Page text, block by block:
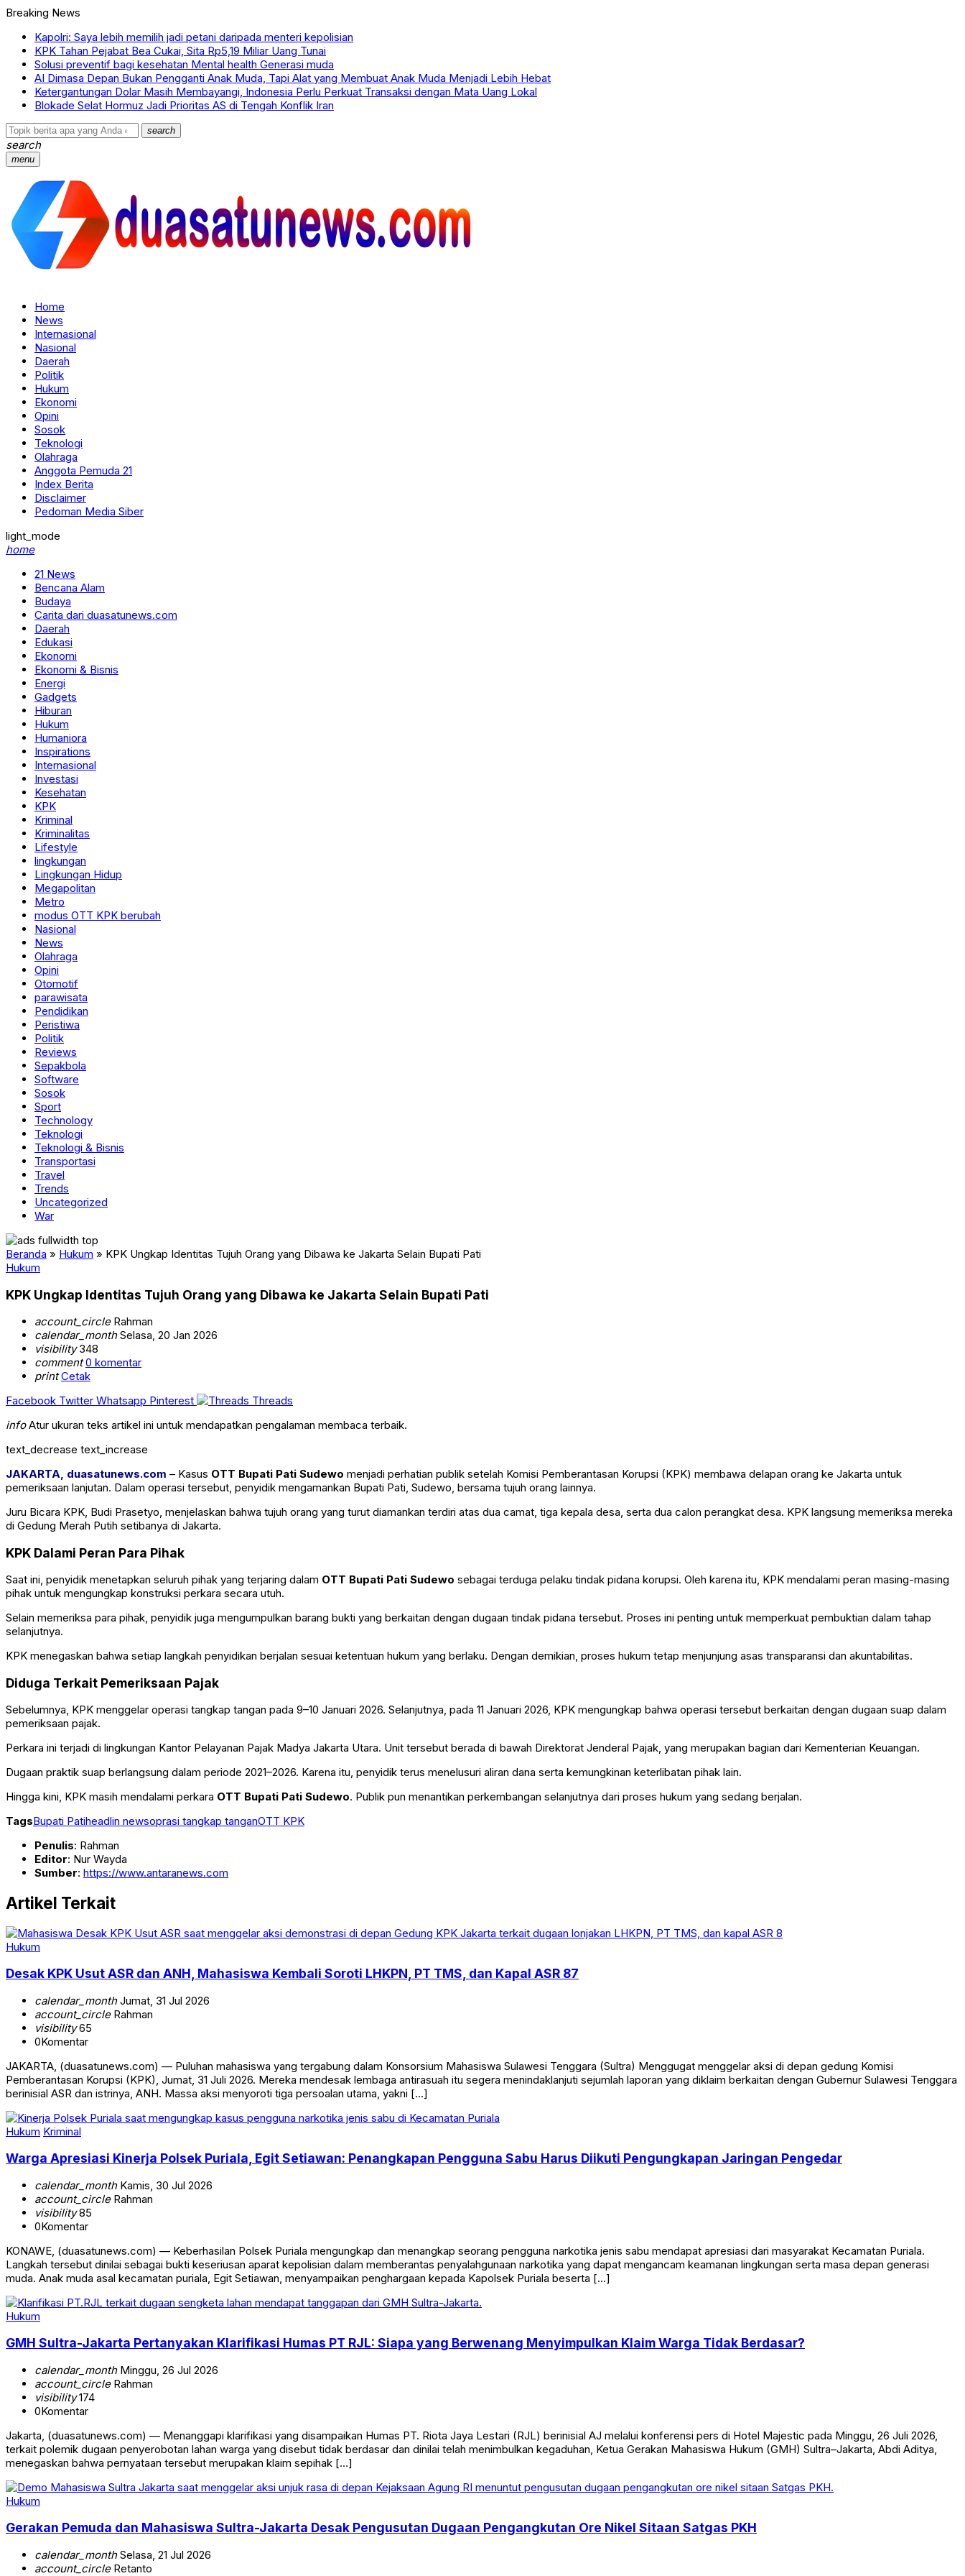
Breaking News
Kapolri: Saya lebih memilih jadi petani daripada menteri kepolisian
KPK Tahan Pejabat Bea Cukai, Sita Rp5,19 Miliar Uang Tunai
Solusi preventif bagi kesehatan Mental health Generasi muda
AI Dimasa Depan Bukan Pengganti Anak Muda, Tapi Alat yang Membuat Anak Muda Menjadi Lebih Hebat
Ketergantungan Dolar Masih Membayangi, Indonesia Perlu Perkuat Transaksi dengan Mata Uang Lokal
Blokade Selat Hormuz Jadi Prioritas AS di Tengah Konflik Iran
search
search
menu
Home
News
Internasional
Nasional
Daerah
Politik
Hukum
Ekonomi
Opini
Sosok
Teknologi
Olahraga
Anggota Pemuda 21
Index Berita
Disclaimer
Pedoman Media Siber
light_mode
home
21 News
Bencana Alam
Budaya
Carita dari duasatunews.com
Daerah
Edukasi
Ekonomi
Ekonomi & Bisnis
Energi
Gadgets
Hiburan
Hukum
Humaniora
Inspirations
Internasional
Investasi
Kesehatan
KPK
Kriminal
Kriminalitas
Lifestyle
lingkungan
Lingkungan Hidup
Megapolitan
Metro
modus OTT KPK berubah
Nasional
News
Olahraga
Opini
Otomotif
parawisata
Pendidikan
Peristiwa
Politik
Reviews
Sepakbola
Software
Sosok
Sport
Technology
Teknologi
Teknologi & Bisnis
Transportasi
Travel
Trends
Uncategorized
War
Beranda » Hukum » KPK Ungkap Identitas Tujuh Orang yang Dibawa ke Jakarta Selain Bupati Pati
Hukum
KPK Ungkap Identitas Tujuh Orang yang Dibawa ke Jakarta Selain Bupati Pati
account_circleRahman
calendar_monthSelasa, 20 Jan 2026
visibility348
comment 0 komentar
print Cetak
Facebook Twitter Whatsapp Pinterest
Threads
infoAtur ukuran teks artikel ini untuk mendapatkan pengalaman membaca terbaik.
text_decrease text_increase
JAKARTA, duasatunews.com – Kasus OTT Bupati Pati Sudewo menjadi perhatian publik setelah Komisi Pemberantasan Korupsi (KPK) membawa delapan orang ke Jakarta untuk
pemeriksaan lanjutan. Dalam operasi tersebut, penyidik mengamankan Bupati Pati, Sudewo, bersama tujuh orang lainnya.
Juru Bicara KPK, Budi Prasetyo, menjelaskan bahwa tujuh orang yang turut diamankan terdiri atas dua camat, tiga kepala desa, serta dua calon perangkat desa. KPK langsung memeriksa mereka
di Gedung Merah Putih setibanya di Jakarta.
KPK Dalami Peran Para Pihak
Saat ini, penyidik menetapkan seluruh pihak yang terjaring dalam OTT Bupati Pati Sudewo sebagai terduga pelaku tindak pidana korupsi. Oleh karena itu, KPK mendalami peran masing-masing
pihak untuk mengungkap konstruksi perkara secara utuh.
Selain memeriksa para pihak, penyidik juga mengumpulkan barang bukti yang berkaitan dengan dugaan tindak pidana tersebut. Proses ini penting untuk memperkuat pembuktian dalam tahap
selanjutnya.
KPK menegaskan bahwa setiap langkah penyidikan berjalan sesuai ketentuan hukum yang berlaku. Dengan demikian, proses hukum tetap menjunjung asas transparansi dan akuntabilitas.
Diduga Terkait Pemeriksaan Pajak
Sebelumnya, KPK menggelar operasi tangkap tangan pada 9–10 Januari 2026. Selanjutnya, pada 11 Januari 2026, KPK mengungkap bahwa operasi tersebut berkaitan dengan dugaan suap dalam
pemeriksaan pajak.
Perkara ini terjadi di lingkungan Kantor Pelayanan Pajak Madya Jakarta Utara. Unit tersebut berada di bawah Direktorat Jenderal Pajak, yang merupakan bagian dari Kementerian Keuangan.
Dugaan praktik suap berlangsung dalam periode 2021–2026. Karena itu, penyidik terus menelusuri aliran dana serta kemungkinan keterlibatan pihak lain.
Hingga kini, KPK masih mendalami perkara OTT Bupati Pati Sudewo. Publik pun menantikan perkembangan selanjutnya dari proses hukum yang sedang berjalan.
TagsBupati Patiheadlin newsoprasi tangkap tanganOTT KPK
Penulis: Rahman
Editor: Nur Wayda
Sumber: https://www.antaranews.com
Artikel Terkait
Hukum
Desak KPK Usut ASR dan ANH, Mahasiswa Kembali Soroti LHKPN, PT TMS, dan Kapal ASR 87
calendar_monthJumat, 31 Jul 2026
account_circleRahman
visibility65
0Komentar
JAKARTA, (duasatunews.com) — Puluhan mahasiswa yang tergabung dalam Konsorsium Mahasiswa Sulawesi Tenggara (Sultra) Menggugat menggelar aksi di depan gedung Komisi
Pemberantasan Korupsi (KPK), Jumat, 31 Juli 2026. Mereka mendesak lembaga antirasuah itu segera menindaklanjuti sejumlah laporan yang diklaim berkaitan dengan Gubernur Sulawesi Tenggara
berinisial ASR dan istrinya, ANH. Massa aksi menyoroti tiga persoalan utama, yakni […]
Hukum Kriminal
Warga Apresiasi Kinerja Polsek Puriala, Egit Setiawan: Penangkapan Pengguna Sabu Harus Diikuti Pengungkapan Jaringan Pengedar
calendar_monthKamis, 30 Jul 2026
account_circleRahman
visibility85
0Komentar
KONAWE, (duasatunews.com) — Keberhasilan Polsek Puriala mengungkap dan menangkap seorang pengguna narkotika jenis sabu mendapat apresiasi dari masyarakat Kecamatan Puriala.
Langkah tersebut dinilai sebagai bukti keseriusan aparat kepolisian dalam memberantas penyalahgunaan narkotika yang dapat mengancam keamanan lingkungan serta masa depan generasi
muda. Anak muda asal kecamatan puriala, Egit Setiawan, menyampaikan penghargaan kepada Kapolsek Puriala beserta […]
Hukum
GMH Sultra-Jakarta Pertanyakan Klarifikasi Humas PT RJL: Siapa yang Berwenang Menyimpulkan Klaim Warga Tidak Berdasar?
calendar_monthMinggu, 26 Jul 2026
account_circleRahman
visibility174
0Komentar
Jakarta, (duasatunews.com) — Menanggapi klarifikasi yang disampaikan Humas PT. Riota Jaya Lestari (RJL) berinisial AJ melalui konferensi pers di Hotel Majestic pada Minggu, 26 Juli 2026,
terkait polemik dugaan penyerobotan lahan warga yang disebut tidak berdasar dan dinilai telah menimbulkan kegaduhan, Ketua Gerakan Mahasiswa Hukum (GMH) Sultra–Jakarta, Abdi Aditya,
menegaskan bahwa pernyataan tersebut merupakan klaim sepihak […]
Hukum
Gerakan Pemuda dan Mahasiswa Sultra-Jakarta Desak Pengusutan Dugaan Pengangkutan Ore Nikel Sitaan Satgas PKH
calendar_monthSelasa, 21 Jul 2026
account_circleRetanto